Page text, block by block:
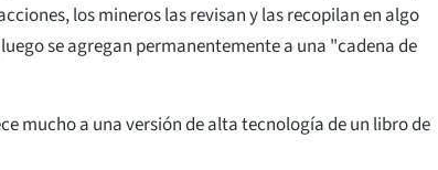
los mineros las revisan y las recopilan en algo
se agregan permanentemente a una "cadena de
mucho a una versión de alta tecnología de un libro de